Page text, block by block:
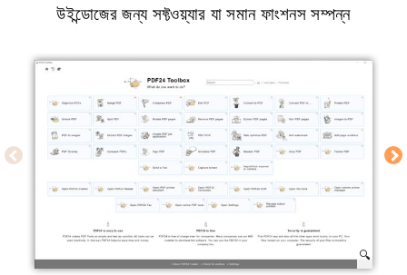
উইন্ডোজের জন্য সফ্টওয়্যার যা সমান ফাংশনস সম্পন্ন